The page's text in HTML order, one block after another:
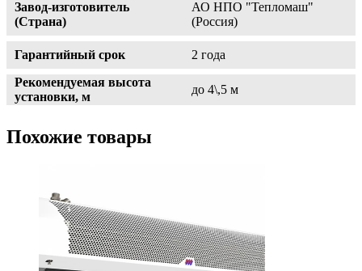
Завод-изготовитель
(Страна)
АО НПО "Тепломаш"
(Россия)
Гарантийный срок
2 года
Рекомендуемая высота
установки, м
до 4\,5 м
Похожие товары